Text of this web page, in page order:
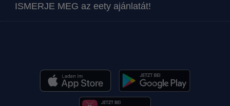
ISMERJE MEG az eety ajánlatát!